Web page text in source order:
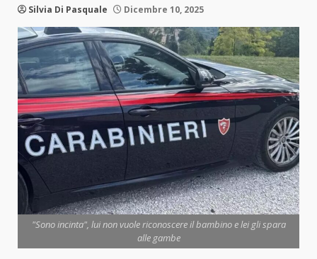
Silvia Di Pasquale Dicembre 10, 2025
"Sono incinta", lui non vuole riconoscere il bambino e lei gli spara
alle gambe